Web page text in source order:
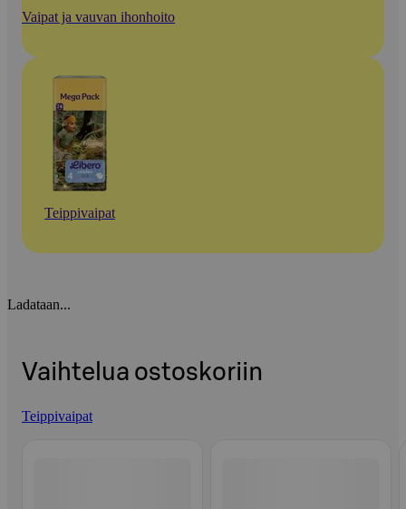
Vaipat ja vauvan ihonhoito
Teippivaipat
Ladataan...
Vaihtelua ostoskoriin
Teippivaipat